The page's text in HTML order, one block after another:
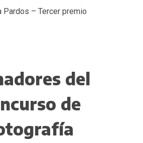
Pardos – Tercer premio
del
de